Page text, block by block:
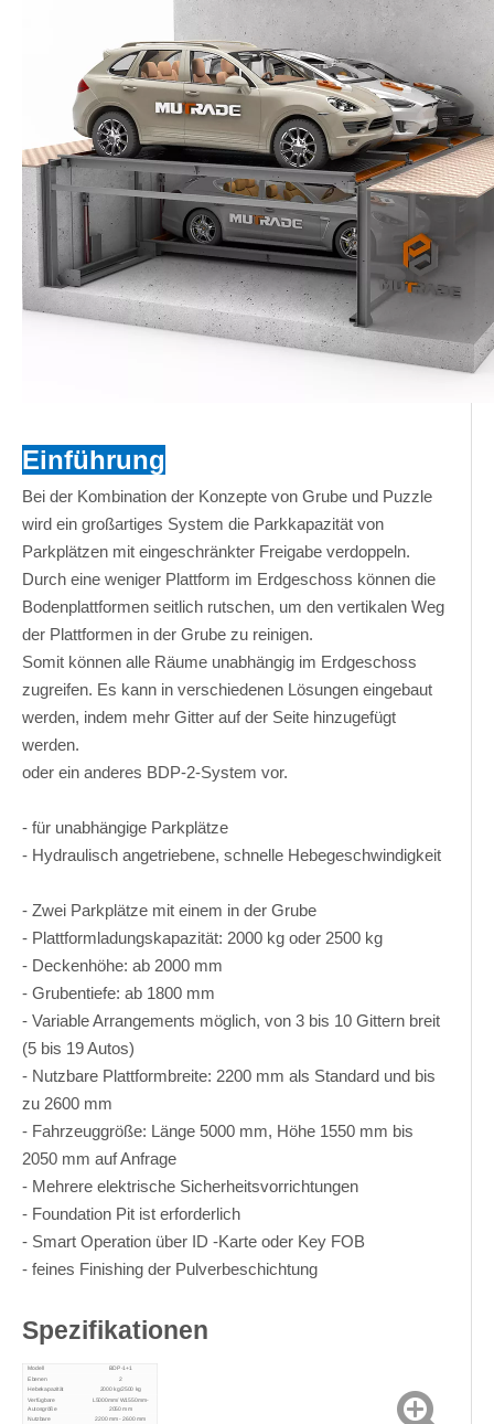
Einführung
Bei der Kombination der Konzepte von Grube und Puzzle
wird ein großartiges System die Parkkapazität von
Parkplätzen mit eingeschränkter Freigabe verdoppeln.
Durch eine weniger Plattform im Erdgeschoss können die
Bodenplattformen seitlich rutschen, um den vertikalen Weg
der Plattformen in der Grube zu reinigen.
Somit können alle Räume unabhängig im Erdgeschoss
zugreifen. Es kann in verschiedenen Lösungen eingebaut
werden, indem mehr Gitter auf der Seite hinzugefügt
werden.
oder ein anderes BDP-2-System vor.
- für unabhängige Parkplätze
- Hydraulisch angetriebene, schnelle Hebegeschwindigkeit
- Zwei Parkplätze mit einem in der Grube
- Plattformladungskapazität: 2000 kg oder 2500 kg
- Deckenhöhe: ab 2000 mm
- Grubentiefe: ab 1800 mm
- Variable Arrangements möglich, von 3 bis 10 Gittern breit
(5 bis 19 Autos)
- Nutzbare Plattformbreite: 2200 mm als Standard und bis
zu 2600 mm
- Fahrzeuggröße: Länge 5000 mm, Höhe 1550 mm bis
2050 mm auf Anfrage
- Mehrere elektrische Sicherheitsvorrichtungen
- Foundation Pit ist erforderlich
- Smart Operation über ID -Karte oder Key FOB
- feines Finishing der Pulverbeschichtung
Spezifikationen
Modell BDP-1+1
Ebenen 2
Hebekapazität
2000 kg/2500 kg
Verfügbare
Autosgröße
L5000mm/ W1550mm-
2050 mm
Nutzbare
2200 mm - 2600 mm